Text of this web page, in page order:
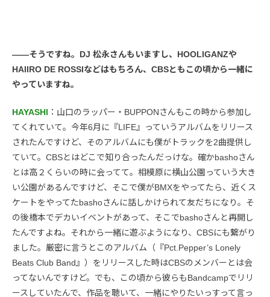
――そうですね。DJ 松永さんもいますし、HOOLIGANZや
HAIIRO DE ROSSIなどはもちろん、CBSともこの頃から一緒に
やっていますね。
HAYASHI ：山口のラッパー・BUPPONさんもこの時から参加し
てくれていて。今年6月に『LIFE』っていうアルバムをリリース
されたんですけど、そのアルバムにも僕がトラックを2曲提供し
ていて。CBSとはどこで知り合ったんだっけな。確かbashoさん
とは高２くらいの時に会ってて。相模原に横山公園っていう大き
い公園があるんですけど、そこで僕がBMXをやってたら、近くス
ケートをやってたbashoさんに話しかけられて友だちになり。そ
の後橋本でデカいイベントがあって、そこでbashoさんと再開し
たんですよね。それから一緒に遊ぶようになり、CBSにも繋がり
ました。厳密に言うとこのアルバム（『Pct.Pepper’s Lonely
Beats Club Band』）をリリースした時はCBSのメンバーとは会
ってないんですけど。でも、この頃から彼らもBandcampでリリ
ースしていたんで、作品を聴いて、一緒にやりたいっすって言っ